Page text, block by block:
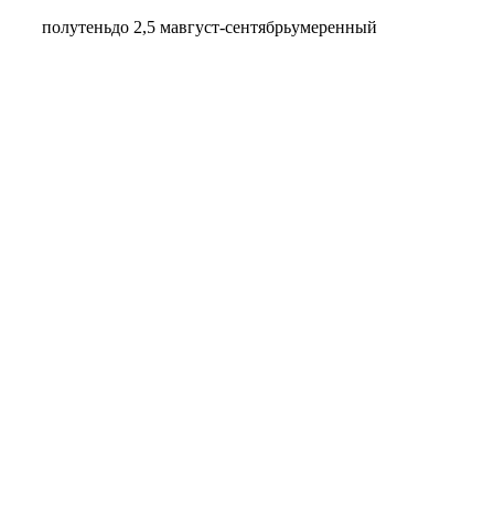
полутеньдо 2,5 мавгуст-сентябрьумеренный